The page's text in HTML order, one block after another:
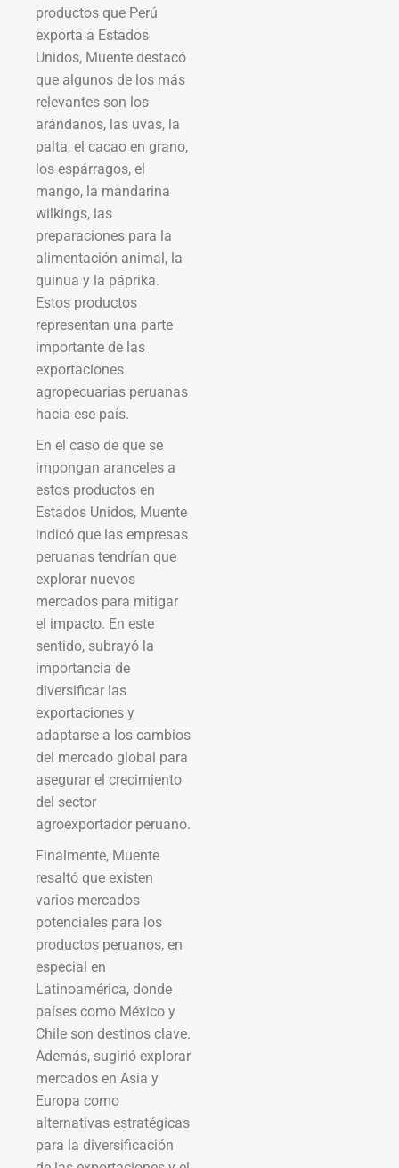
productos que Perú
exporta a Estados
Unidos, Muente destacó
que algunos de los más
relevantes son los
arándanos, las uvas, la
palta, el cacao en grano,
los espárragos, el
mango, la mandarina
wilkings, las
preparaciones para la
alimentación animal, la
quinua y la páprika.
Estos productos
representan una parte
importante de las
exportaciones
agropecuarias peruanas
hacia ese país.
En el caso de que se
impongan aranceles a
estos productos en
Estados Unidos, Muente
indicó que las empresas
peruanas tendrían que
explorar nuevos
mercados para mitigar
el impacto. En este
sentido, subrayó la
importancia de
diversificar las
exportaciones y
adaptarse a los cambios
del mercado global para
asegurar el crecimiento
del sector
agroexportador peruano.
Finalmente, Muente
resaltó que existen
varios mercados
potenciales para los
productos peruanos, en
especial en
Latinoamérica, donde
países como México y
Chile son destinos clave.
Además, sugirió explorar
mercados en Asia y
Europa como
alternativas estratégicas
para la diversificación